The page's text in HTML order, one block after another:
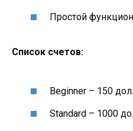
Простой
Список счетов:
Beginner – 150
Standard – 1000